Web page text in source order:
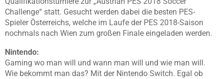
Challenge“ statt. Gesucht werden dabei die besten PES-
Spieler Österreichs, welche im Laufe der PES 2018-Saison
nochmals nach Wien zum großen Finale eingeladen werden.
Nintendo:
Gaming wo man will und wann man will und wie man will.
Wie bekommt man das? Mit der Nintendo Switch. Egal ob